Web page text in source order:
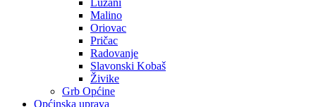
Lužani
Malino
Oriovac
Pričac
Radovanje
Slavonski Kobaš
Živike
Grb Općine
Općinska uprava